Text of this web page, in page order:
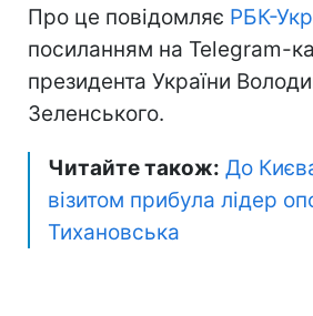
Про це повідомляє РБК-
посиланням на Telegram-
президента України
Зеленського.
Читайте також: До
візитом прибула лідер
Тихановська